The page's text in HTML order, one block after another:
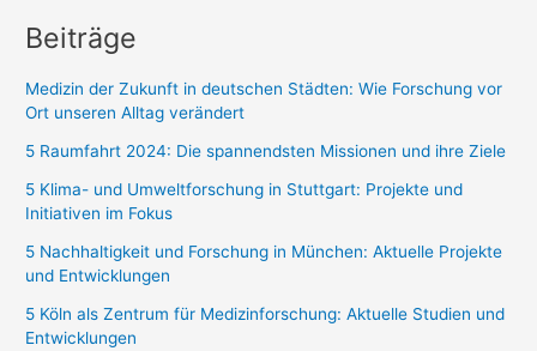
Beiträge
Medizin der Zukunft in deutschen Städten: Wie Forschung vor
Ort unseren Alltag verändert
5 Raumfahrt 2024: Die spannendsten Missionen und ihre Ziele
5 Klima- und Umweltforschung in Stuttgart: Projekte und
Initiativen im Fokus
5 Nachhaltigkeit und Forschung in München: Aktuelle Projekte
und Entwicklungen
5 Köln als Zentrum für Medizinforschung: Aktuelle Studien und
Entwicklungen